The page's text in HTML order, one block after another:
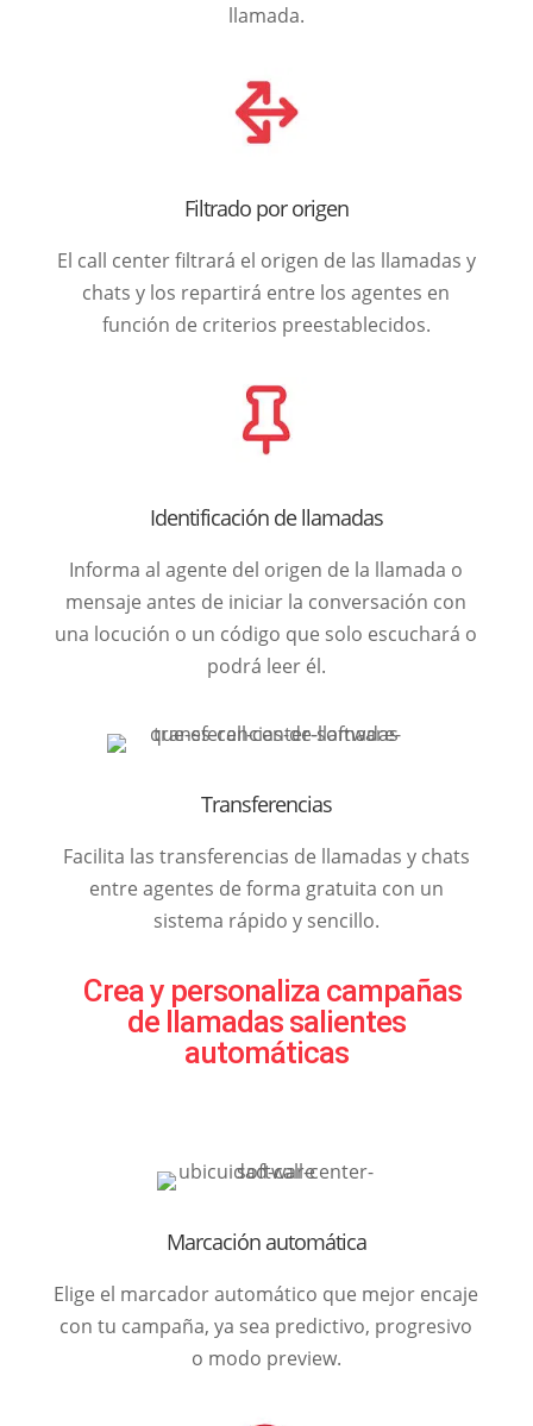
llamada.
Filtrado por origen
El call center filtrará el origen de las llamadas y
chats y los repartirá entre los agentes en
función de criterios preestablecidos.
Identificación de llamadas
Informa al agente del origen de la llamada o
mensaje antes de iniciar la conversación con
una locución o un código que solo escuchará o
podrá leer él.
Transferencias
Facilita las transferencias de llamadas y chats
entre agentes de forma gratuita con un
sistema rápido y sencillo.
Crea y personaliza campañas
de llamadas salientes
automáticas
Marcación automática
Elige el marcador automático que mejor encaje
con tu campaña, ya sea predictivo, progresivo
o modo preview.